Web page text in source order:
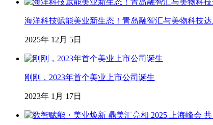
海洋科技赋能美业新生态！青岛融智汇与美物科技
2025年 12月 5日
刚刚，2023年首个美业上市公司诞生
2023年 1月 17日